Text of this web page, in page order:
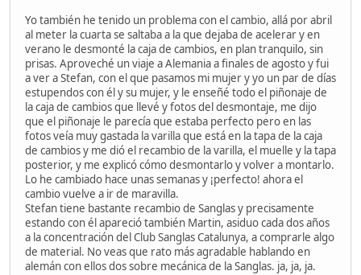
Yo también he tenido un problema con el cambio, allá por abril
al meter la cuarta se saltaba a la que dejaba de acelerar y en
verano le desmonté la caja de cambios, en plan tranquilo, sin
prisas. Aproveché un viaje a Alemania a finales de agosto y fui
a ver a Stefan, con el que pasamos mi mujer y yo un par de días
estupendos con él y su mujer, y le enseñé todo el piñonaje de
la caja de cambios que llevé y fotos del desmontaje, me dijo
que el piñonaje le parecía que estaba perfecto pero en las
fotos veía muy gastada la varilla que está en la tapa de la caja
de cambios y me dió el recambio de la varilla, el muelle y la tapa
posterior, y me explicó cómo desmontarlo y volver a montarlo.
Lo he cambiado hace unas semanas y ¡perfecto! ahora el
cambio vuelve a ir de maravilla.
Stefan tiene bastante recambio de Sanglas y precisamente
estando con él apareció también Martin, asiduo cada dos años
a la concentración del Club Sanglas Catalunya, a comprarle algo
de material. No veas que rato más agradable hablando en
alemán con ellos dos sobre mecánica de la Sanglas. ja, ja, ja.